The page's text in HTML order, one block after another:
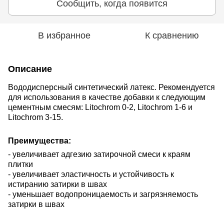
Сообщить, когда появится
В избранное К сравнению
Описание
Вододисперсный синтетический латекс. Рекомендуется
для использования в качестве добавки к следующим
цементным смесям: Litochrom 0-2, Litochrom 1-6 и
Litochrom 3-15.
Преимущества:
- увеличивает адгезию затирочной смеси к краям
плитки
- увеличивает эластичность и устойчивость к
истиранию затирки в швах
- уменьшает водопроницаемость и загрязняемость
затирки в швах